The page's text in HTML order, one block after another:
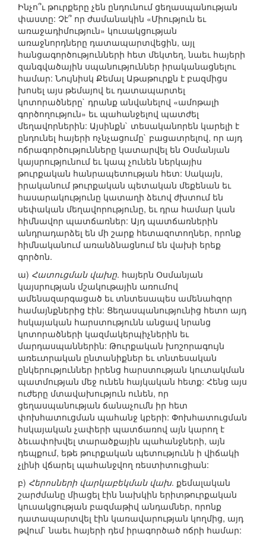
Ինչո՞ւ թուրքերը չեն ընդունում ցեղասպանության
փաստը: Չէ՞ որ ժամանակին «Միություն եւ
առաջադիմություն» կուսակցության
առաջնորդները դատապարտվեցին, այլ
հանցագործությունների հետ մեկտեղ, նաեւ հայերի
զանգվածային սպանություններ իրականացնելու
համար: Նույնիսկ Քեմալ Աթաթուրքն է բազմիցս
խոսել այս թեմայով եւ դատապարտել
կոտորածները` դրանք անվանելով «ամոթալի
գործողություն» եւ պահանջելով պատժել
մեղավորներին: Այսինքն` տեսականորեն կարելի է
ընդունել հայերի ոչնչացումը` բացատրելով, որ այդ
ոճրագործությունները կատարվել են Օսմանյան
կայսրությունում եւ կապ չունեն ներկայիս
թուրքական հանրապետության հետ: Սակայն,
իրականում թուրքական պետական մեքենան եւ
հասարակությունը կատաղի ձեւով ժխտում են
սեփական մեղավորությունը, եւ դրա համար կան
հիմնավոր պատճառներ: Այդ պատճառներին
անդրադարձել են մի շարք հետազոտողներ, որոնք
հիմնականում առանձնացնում են վախի երեք
գործոն.
ա) Հատուցման վախը. հայերն Օսմանյան
կայսրության մշակութային առումով
ամենազարգացած եւ տնտեսապես ամենահզոր
համայնքներից էին: Ցեղասպանությունից հետո այդ
հսկայական հարստությունն անցավ նրանց
կոտորածների կազմակերպիչներին եւ
մարդասպաններին: Թուրքական խոշորագույն
առեւտրական ընտանիքներ եւ տնտեսական
ընկերություններ իրենց հարստության կուտակման
պատմության մեջ ունեն հայկական հետք: Հենց այս
ուժերը մտավախություն ունեն, որ
ցեղասպանության ճանաչումն իր հետ
փոխհատուցման պահանջ կբերի: Փոխհատուցման
հսկայական չափերի պատճառով այն կարող է
ձեւափոխվել տարածքային պահանջների, այն
դեպքում, եթե թուրքական պետությունն ի վիճակի
չլինի վճարել պահանջվող ռեստիտուցիան:
բ) Հերոսների վարկաբեկման վախ. քեմալական
շարժմանը միացել էին նախկին երիտթուրքական
կուսակցության բազմաթիվ անդամներ, որոնք
դատապարտվել էին կառավարության կողմից, այդ
թվում` նաեւ հայերի դեմ իրագործած ոճրի համար: